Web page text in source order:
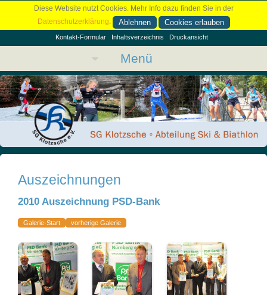
Diese Website nutzt Cookies. Mehr Info dazu finden Sie in der
Datenschutzerklärung. Ablehnen Cookies erlauben
Kontakt-Formular Inhaltsverzeichnis Druckansicht
Menü
Auszeichnungen
2010 Auszeichnung PSD-Bank
Galerie-Start vorherige Galerie